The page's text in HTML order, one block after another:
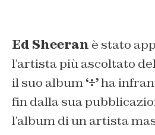
Ed Sheeran è stato
l’artista più ascoltato
il suo album‘÷’ha
fin dalla sua
l’album di un artista